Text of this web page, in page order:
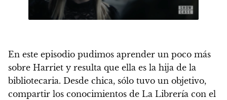
En este episodio pudimos aprender un poco más
sobre Harriet y resulta que ella es la hija de la
bibliotecaria. Desde chica, sólo tuvo un objetivo,
compartir los conocimientos de La Librería con el